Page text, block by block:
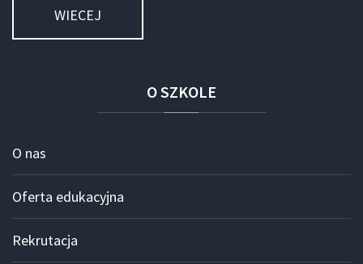
WIECEJ
OSZKOLE
O nas
Oferta edukacyjna
Rekrutacja